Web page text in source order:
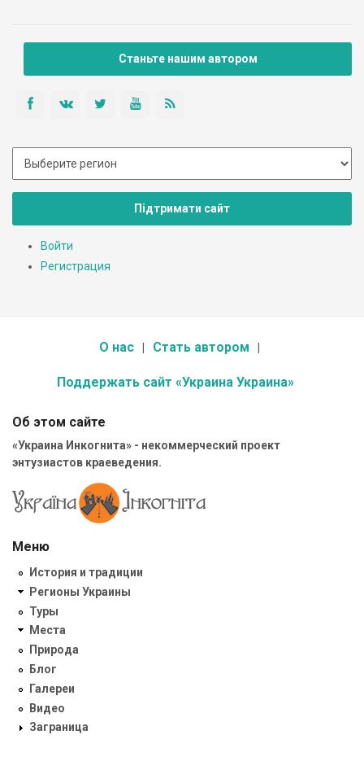
Станьте нашим автором
Підтримати сайт
Войти
Регистрация
О нас Стать автором
Поддержать сайт «Украина Украина»
Об этом сайте
«Украина Инкогнита» - некоммерческий проект
энтузиастов краеведения.
Меню
История и традиции
Регионы Украины
Туры
Места
Природа
Блог
Галереи
Видео
Заграница